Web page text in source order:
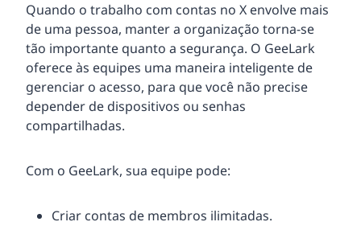
Quando o trabalho com contas no X envolve mais
de uma pessoa, manter a organização torna-se
tão importante quanto a segurança. O GeeLark
oferece às equipes uma maneira inteligente de
gerenciar o acesso, para que você não precise
depender de dispositivos ou senhas
compartilhadas.
Com o GeeLark, sua equipe pode:
Criar contas de membros ilimitadas.